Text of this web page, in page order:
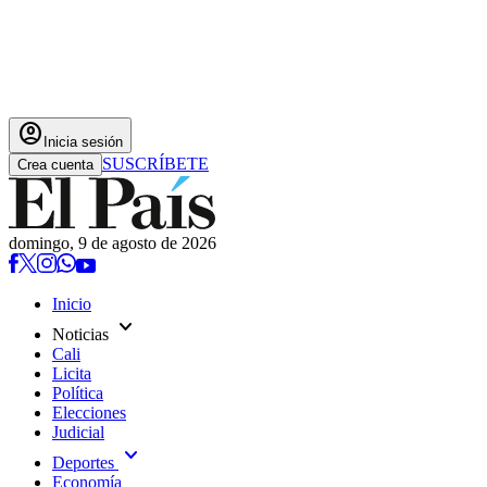
account_circle Inicia sesión
Crea cuenta SUSCRÍBETE
domingo, 9 de agosto de 2026
Inicio
Noticias expand_more
Cali
Licita
Política
Elecciones
Judicial
Deportes expand_more
Economía